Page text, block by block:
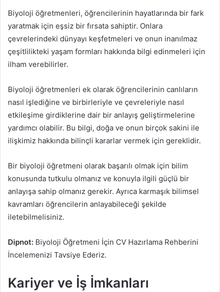
Biyoloji öğretmenleri, öğrencilerinin hayatlarında bir fark
yaratmak için eşsiz bir fırsata sahiptir. Onlara
çevrelerindeki dünyayı keşfetmeleri ve onun inanılmaz
çeşitlilikteki yaşam formları hakkında bilgi edinmeleri için
ilham verebilirler.
Biyoloji öğretmenleri ek olarak öğrencilerinin canlıların
nasıl işlediğine ve birbirleriyle ve çevreleriyle nasıl
etkileşime girdiklerine dair bir anlayış geliştirmelerine
yardımcı olabilir. Bu bilgi, doğa ve onun birçok sakini ile
ilişkimiz hakkında bilinçli kararlar vermek için gereklidir.
Bir biyoloji öğretmeni olarak başarılı olmak için bilim
konusunda tutkulu olmanız ve konuyla ilgili güçlü bir
anlayışa sahip olmanız gerekir. Ayrıca karmaşık bilimsel
kavramları öğrencilerin anlayabileceği şekilde
iletebilmelisiniz.
Dipnot: Biyoloji Öğretmeni İçin CV Hazırlama Rehberini
İncelemenizi Tavsiye Ederiz.
Kariyer ve İş İmkanları